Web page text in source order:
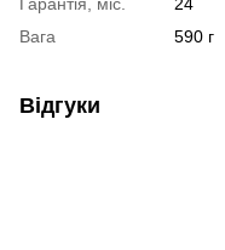
Вага
590 г
Відгуки